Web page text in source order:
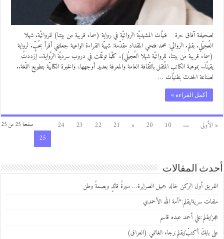
لصحيفة آفاق حرة ‏ فنيّات المشهديّة الروائيِّة في رواية (سماء قريبة من بيتنا) للروائيّة. شهلا
العُجيْلي. بقلم. الروائي: محمد فتحي المقداد مقدّمة: شهيّة القراءة الواعية جعلتني أقرأ بحُبٍّ. لرواية
(سماء قريبة من بيتنا. للروائيّة شهلا العُجيْلي). كلّما توغّلت في دروب سرديّة الرّواية.. اِزددتُ
يقينًا.. بموهبة الكاتب المُثقل بالثّقافة العامة والمعرفة بعديد أوجهها، والخبرة الكتابيّة بتطويع اللّغة..
لصناعة الحدث بتقنيّات …
أكمل القراءة »
صفحة 25 من 25 « الأولى ...
10
20
«
21
22
23
24
25
أحدث المقالات
الفريق أول الركن خالد جميل الصرايرة… سيرةُ قائدٍ وبصمةُ وطن
ملفات سرية/بقلم:*أمة الله الأحمدي
عجز/بقلم:علي أحمد عبده قاسم
على بابكَ أكتبْ/بقلم:رجاء الغانمي (العراق)